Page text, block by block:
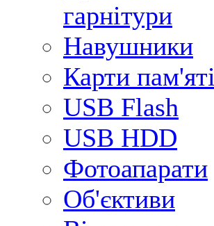
гарнітури
Навушники
Карти пам'яті
USB Flash
USB HDD
Фотоапарати
Об'єктиви